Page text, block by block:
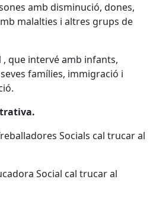
amb disminució, dones,
malalties i altres grups de
, que intervé amb infants,
famílies, immigració i
Socials cal trucar al
Social cal trucar al